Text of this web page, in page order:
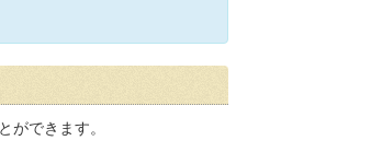
ができます。